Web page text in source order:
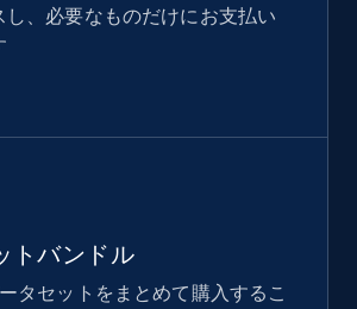
人気
し、必要なものだけにお支払い
トバンドル
タセットをまとめて購入するこ